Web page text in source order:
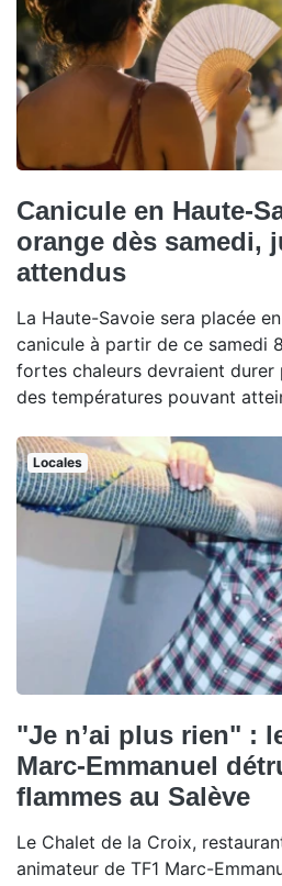
Canicule en Haute-
orange dès samedi,
attendus
La Haute-Savoie sera placée
canicule à partir de ce samedi
fortes chaleurs devraient durer
des températures pouvant
Locales
"Je n’ai plus rien" :
Marc-Emmanuel
flammes au Salève
Le Chalet de la Croix,
animateur de TF1 Marc-